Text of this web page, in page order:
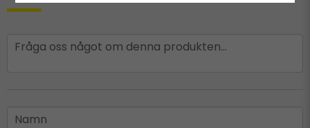
question
Fråga oss något om denna produkten...
name
Namn